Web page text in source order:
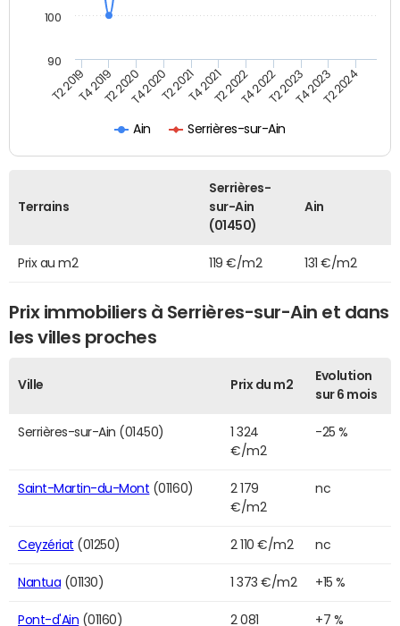
Ain Serrières-sur-Ain
T2 2019T4 2019T2 2020T4 2020T2 2021T4 2021T2 2022T4 2022T2 2023T4 2023T2 2024
90
100
Terrains
Serrières-
sur-Ain
(01450)
Ain
Prix au m2 119 €/m2 131 €/m2
Prix immobiliers à Serrières-sur-Ain et dans
les villes proches
Ville Prix du m2
Evolution
sur 6 mois
Serrières-sur-Ain (01450)
1 324
€/m2
-25 %
Saint-Martin-du-Mont (01160)
2 179
€/m2
nc
Ceyzériat (01250) 2 110 €/m2 nc
Nantua (01130) 1 373 €/m2 +15 %
Pont-d'Ain (01160)
2 081
+7 %